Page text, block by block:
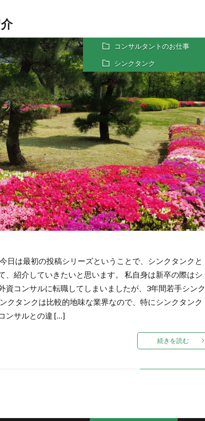
コンサルタントのお仕事
シンクタンク
日は最初の投稿シリーズということで、シンクタンクと
、紹介していきたいと思います。 私自身は新卒の際はシ
資コンサルに転職してしまいましたが、3年間若手シンク
クタンクは比較的地味な業界なので、特にシンクタンク
ンサルとの違 […]
続きを読む